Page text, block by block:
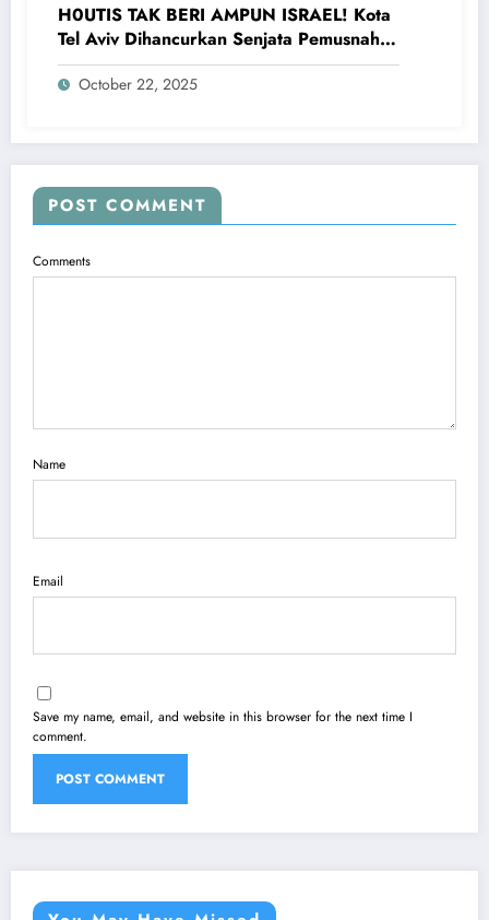
H0UTIS TAK BERI AMPUN ISRAEL! Kota
Tel Aviv Dihancurkan Senjata Pemusnah,
Netanyahu Ketakutan
October 22, 2025
POST COMMENT
Comments
Name
Email
Save my name, email, and website in this browser for the next time I
comment.